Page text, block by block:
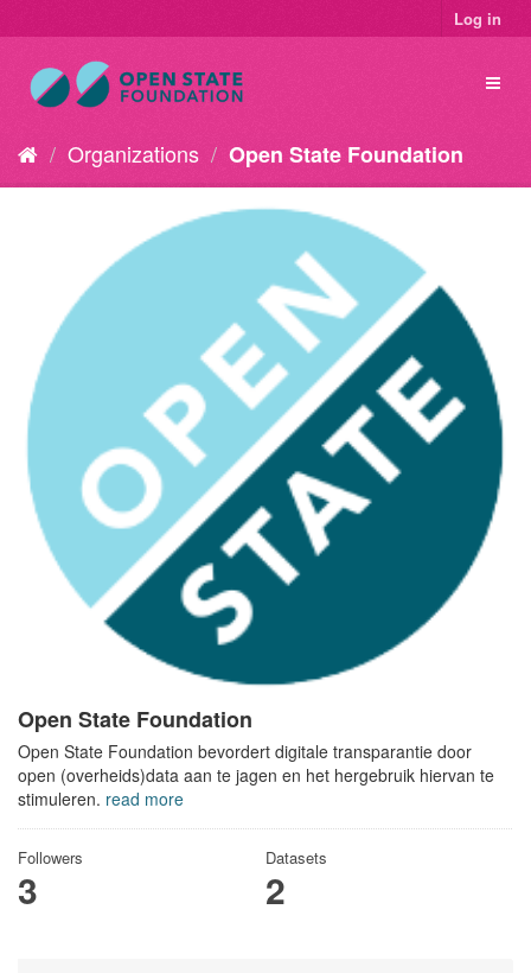
Log in
Organizations Open State Foundation
Open State Foundation
Open State Foundation bevordert digitale transparantie door
open (overheids)data aan te jagen en het hergebruik hiervan te
stimuleren. read more
Followers
3
Datasets
2